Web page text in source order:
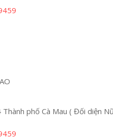
phố Cà Mau ( Đối diện